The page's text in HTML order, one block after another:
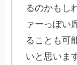
るのかもし
ァーっぽい
ることも可
いと思いま